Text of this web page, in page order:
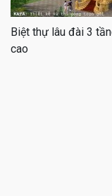
Biệt thự lâu đài 3
cao